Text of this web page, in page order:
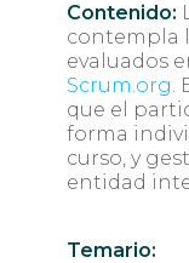
Contenido:
contempla
evaluados
Scrum.org.
que el
forma
curso, y
entidad
Temario: